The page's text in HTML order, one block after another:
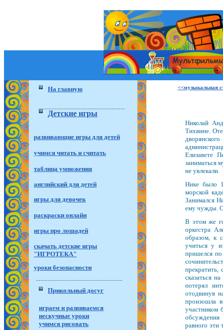
На главную
Детские игры
развивающие игры для детей
учимся читать и считать
таблица умножения
английский для детей
игры для девочек
раскраски онлайн
игры про лошадей
скачать детские игры
"ИГРОТЕКА"
уроки безопасности
Прикольный досуг
играем и развиваемся
нескучные уроки
учимся рисовать
<<музыкальная
Николай
Тихвине.
Елизавете
заниматься
не увлекали.
Нике было
морской
Занимался
ему чужды.
В этом же
оркестра
образом, к
учиться у
пришелся
прекратить,
сказаться
потерял
отодвинув
произошла
участником
равного эти